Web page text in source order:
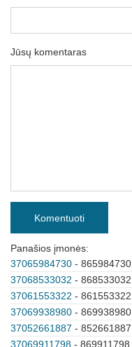
Jūsų komentaras
Komentuoti
Panašios įmonės:
37065984730 - 865984730
37068533032 - 868533032
37061553322 - 861553322
37069938980 - 869938980
37052661887 - 852661887
37069911798 - 869911798